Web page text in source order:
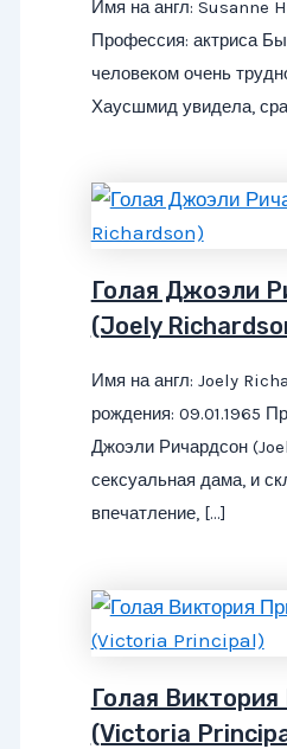
Имя на англ: Susanne
Профессия: актриса
человеком очень
Хаусшмид увидела,
Голая Джоэли
(Joely
Имя на англ: Joely
рождения: 09.01.1965
Джоэли Ричардсон
сексуальная дама, и
впечатление, […]
Голая
(Victoria